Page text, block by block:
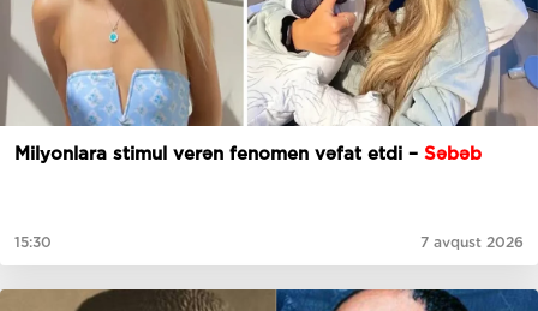
Milyonlara stimul verən fenomen vəfat etdi – Səbəb
15:30 7 avqust 2026